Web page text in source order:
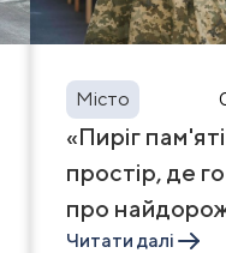
Місто
«Пиріг
простір, де
про
Читати далі